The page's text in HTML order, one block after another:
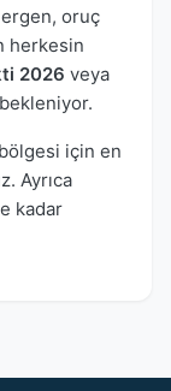
oruç
herkesin
2026 veya
bekleniyor.
bölgesi için en
Ayrıca
kadar